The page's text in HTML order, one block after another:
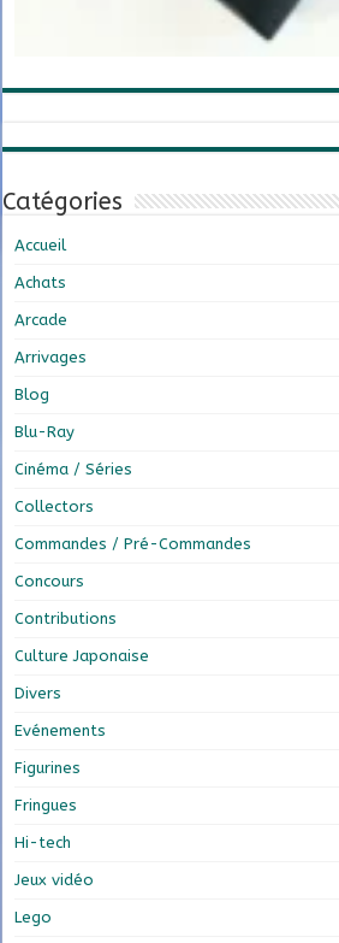
Catégories
Accueil
Achats
Arcade
Arrivages
Blog
Blu-Ray
Cinéma / Séries
Collectors
Commandes / Pré-Commandes
Concours
Contributions
Culture Japonaise
Divers
Evénements
Figurines
Fringues
Hi-tech
Jeux vidéo
Lego